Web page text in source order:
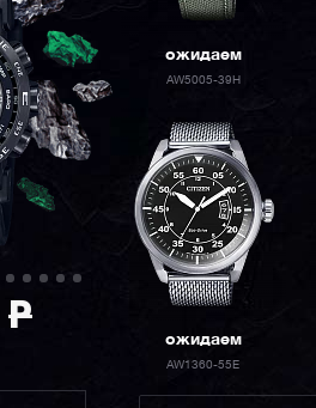
P
ожидаем
AW5005-39H
ожидаем
AW1360-55E